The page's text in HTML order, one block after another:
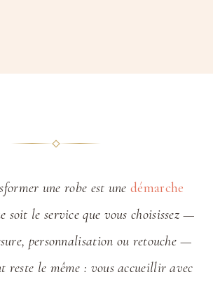
une robe est une démarche
soit le service que vous choisissez —
personnalisation ou retouche —
reste le même : vous accueillir avec